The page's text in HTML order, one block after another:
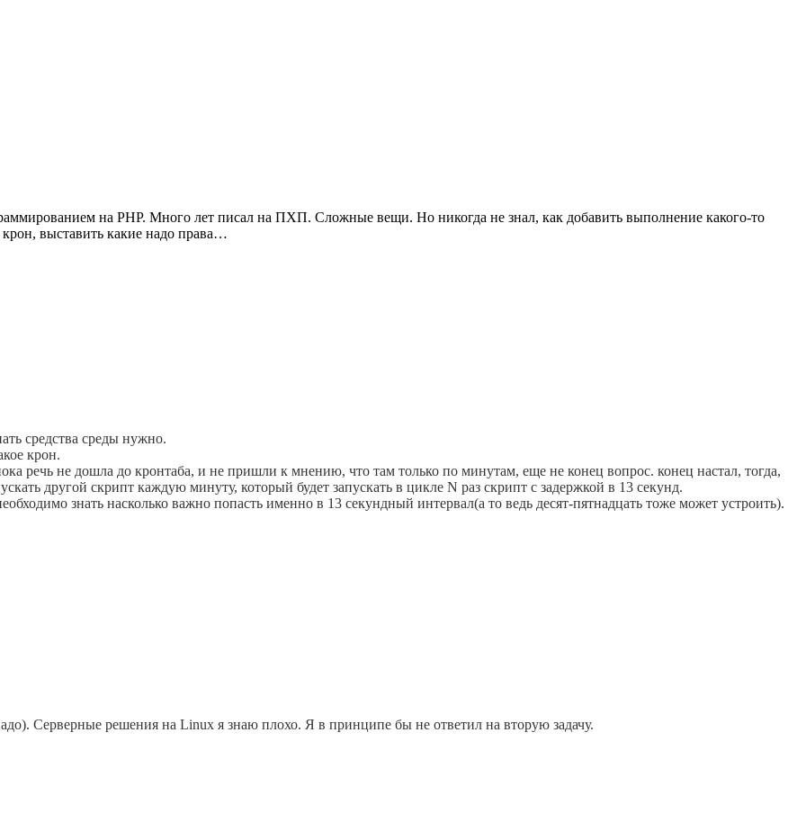
на PHP. Много лет писал на ПХП. Сложные вещи. Но никогда не знал, как добавить выполнение какого-то
выставить какие надо права…
средства среды нужно.
крон.
речь не дошла до кронтаба, и не пришли к мнению, что там только по минутам, еще не конец вопрос. конец настал, тогда,
другой скрипт каждую минуту, который будет запускать в цикле N раз скрипт с задержкой в 13 секунд.
знать насколько важно попасть именно в 13 секундный интервал(а то ведь десят-пятнадцать тоже может устроить).
Серверные решения на Linux я знаю плохо. Я в принципе бы не ответил на вторую задачу.